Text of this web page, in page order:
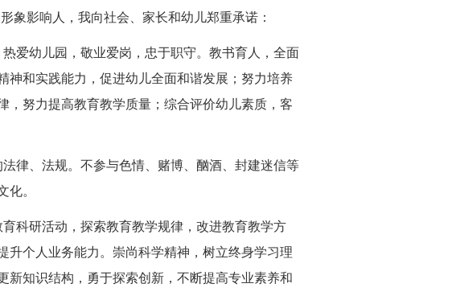
象影响人，我向社会、家长和幼儿郑重承诺：
幼儿园，敬业爱岗，忠于职守。教书育人，全面
神和实践能力，促进幼儿全面和谐发展；努力培养
，努力提高教育教学质量；综合评价幼儿素质，客
、法规。不参与色情、赌博、酗酒、封建迷信等
化。
研活动，探索教育教学规律，改进教育教学方
升个人业务能力。崇尚科学精神，树立终身学习理
新知识结构，勇于探索创新，不断提高专业素养和